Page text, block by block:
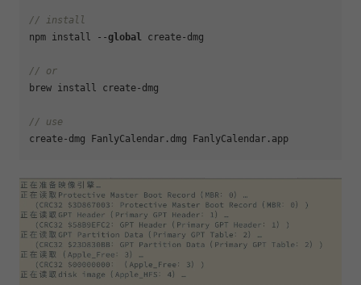
// install
npm install --global create-dmg
// or
brew install create-dmg
// use